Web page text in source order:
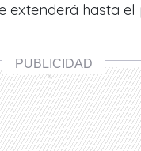
extenderá hasta el